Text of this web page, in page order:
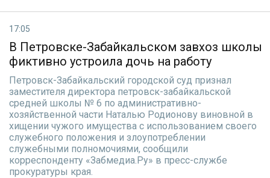
17:05
В Петровске-Забайкальском завхоз школы
фиктивно устроила дочь на работу
Петровск-Забайкальский городской суд признал
заместителя директора петровск-забайкальской
средней школы № 6 по административно-
хозяйственной части Наталью Родионову виновной в
хищении чужого имущества с использованием своего
служебного положения и злоупотреблении
служебными полномочиями, сообщили
корреспонденту «Забмедиа.Ру» в пресс-службе
прокуратуры края.